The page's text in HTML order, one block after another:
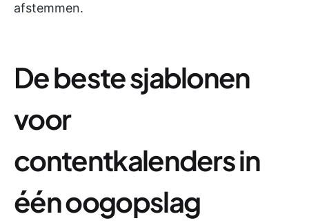
afstemmen.
De beste sjablonen
voor
contentkalenders in
één oogopslag